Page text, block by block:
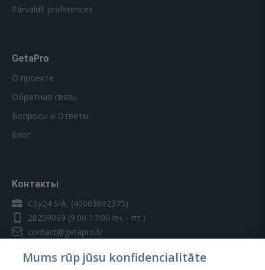
Pārvaldīt preferences
GetaPro
О проекте
Обратная связь
Вопросы и Ответы
Блог
Контакты
City24 SIA, (40003692375)
28259069 (9:00-17:00 пн. - пт.)
contact@getapro.lv
Mums rūp jūsu konfidencialitāte